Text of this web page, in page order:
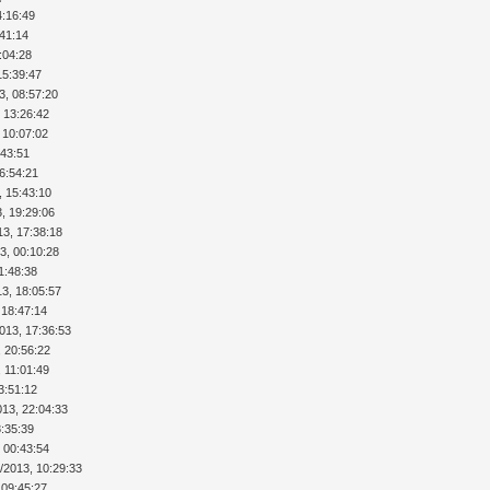
08:57:20
15:43:10
19:29:06
17:38:18
00:10:28
18:05:57
17:36:53
20:56:22
22:04:33
10:29:33